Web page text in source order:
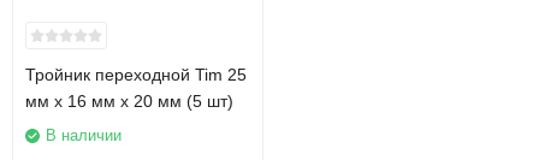
Тройник переходной Tim 25
мм х 16 мм х 20 мм (5 шт)
В наличии